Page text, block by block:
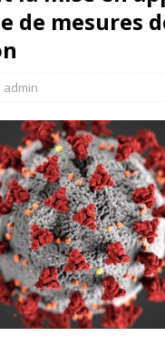
de mesures
admin